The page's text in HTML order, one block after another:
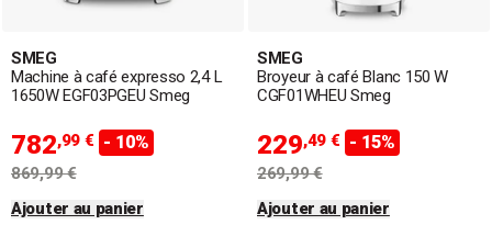
SMEG
Machine à café expresso 2,4 L
1650W EGF03PGEU Smeg
782,99 € - 10%
869,99 €
Ajouter au panier
SMEG
Broyeur à café Blanc 150 W
CGF01WHEU Smeg
229,49 € - 15%
269,99 €
Ajouter au panier